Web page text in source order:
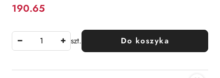
Cena:
190.65
szt. Do koszyka